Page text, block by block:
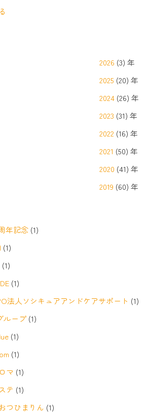
2026 (3) 年
2025 (20) 年
2024 (26) 年
2023 (31) 年
2022 (16) 年
2021 (50) 年
2020 (41) 年
2019 (60) 年
年記念 (1)
(1)
(1)
(1)
法人ソシキュアアンドケアサポート (1)
ループ (1)
(1)
(1)
マ (1)
テ (1)
つひまりん (1)